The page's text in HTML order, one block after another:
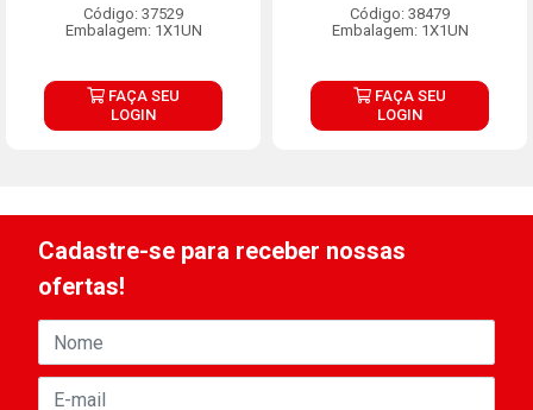
Código: 37529
Embalagem: 1X1UN
FAÇA SEU
LOGIN
Código: 38479
Embalagem: 1X1UN
FAÇA SEU
LOGIN
Cadastre-se para receber nossas
ofertas!